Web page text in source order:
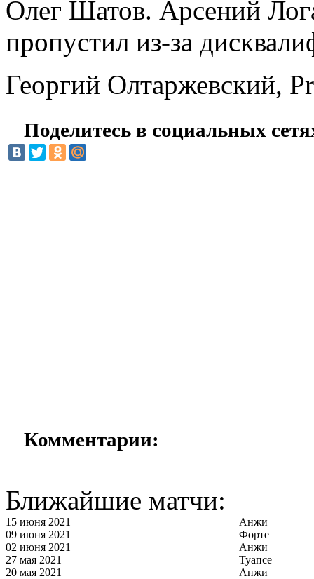
Олег Шатов. Арсений
пропустил из-за
Георгий Олтаржевский,
Поделитесь в социальных
Комментарии:
Ближайшие матчи:
15 июня 2021
Анжи
09 июня 2021
Форте
02 июня 2021
Анжи
27 мая 2021
Туапсе
20 мая 2021
Анжи